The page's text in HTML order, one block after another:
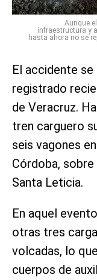
Aunque
infraestructura y
hasta ahora no se
El accidente
registrado
de Veracruz.
tren carguero
seis vagones
Córdoba,
Santa Leticia.
En aquel
otras tres
volcadas, lo
cuerpos de